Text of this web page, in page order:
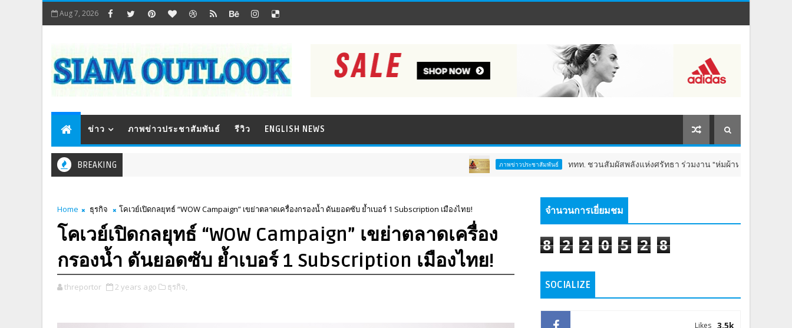
Aug 7, 2026
ข่าว ภาพข่าวประชาสัมพันธ์ รีวิว ENGLISH NEWS
BREAKING ภาพข่าวประชาสัมพันธ์ ททท. ชวนสัมผัสพลังแห่งศรัทธา ร่วมงาน "ห่มผ้าหลวงปู่ทวด ครั้งที่ 13 ปี 2569" เสริ
Home ธุรกิจ โคเวย์เปิดกลยุทธ์ “WOW Campaign” เขย่าตลาดเครื่องกรองน้ำ ดันยอดซับ ย้ำเบอร์ 1 Subscription เมืองไทย!
โคเวย์เปิดกลยุทธ์ “WOW Campaign” เขย่าตลาดเครื่อง
กรองน้ำ ดันยอดซับ ย้ำเบอร์ 1 Subscription เมืองไทย!
threportor 2 years ago ธุรกิจ,
จำนวนการเยี่ยมชม
8 2 2 0 5 2 8
SOCIALIZE
3.5k
Likes